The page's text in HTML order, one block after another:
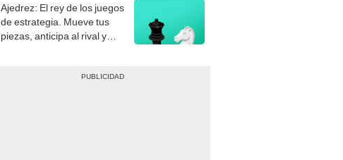
Ajedrez: El rey de los juegos
de estrategia. Mueve tus
piezas, anticipa al rival y